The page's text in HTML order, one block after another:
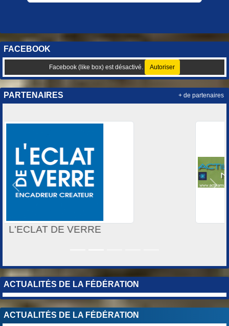
FACEBOOK
Facebook (like box) est désactivé. Autoriser
PARTENAIRES
ACTILIA MULTIMEDIA
Précedent
+ de partenaires
ACTUALITÉS DE LA FÉDÉRATION
ACTUALITÉS DE LA FÉDÉRATION